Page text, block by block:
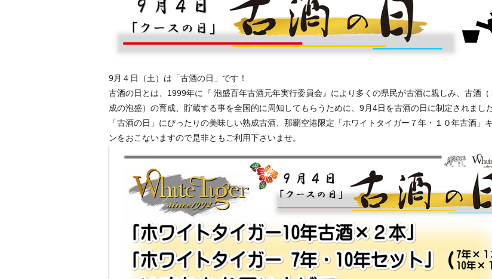
9月４日（土）は「古酒の日」です！
古酒の日 とは、1999年に『 泡盛百年古酒元年実行委員会』により多くの県民が古酒に親しみ、 古酒（
成の泡盛） の育成、貯蔵する事を全国的に周知してもらうために、9月4日を古酒の日に制定されました
「古酒の日」にぴったりの美味しい熟成古酒、那覇空港限定「ホワイトタイガー７年・１０年古酒」
ンをおこないますので是非ともご利用下さいませ。